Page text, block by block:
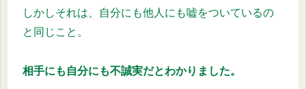
しかしそれは、自分にも他人にも嘘をついているの
と同じこと。
相手にも自分にも不誠実だとわかりました。